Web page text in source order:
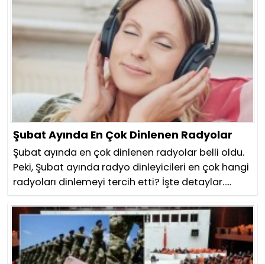
Şubat Ayında En Çok Dinlenen Radyolar
Şubat ayında en çok dinlenen radyolar belli oldu.
Peki, Şubat ayında radyo dinleyicileri en çok hangi
radyoları dinlemeyi tercih etti? İşte detaylar.....